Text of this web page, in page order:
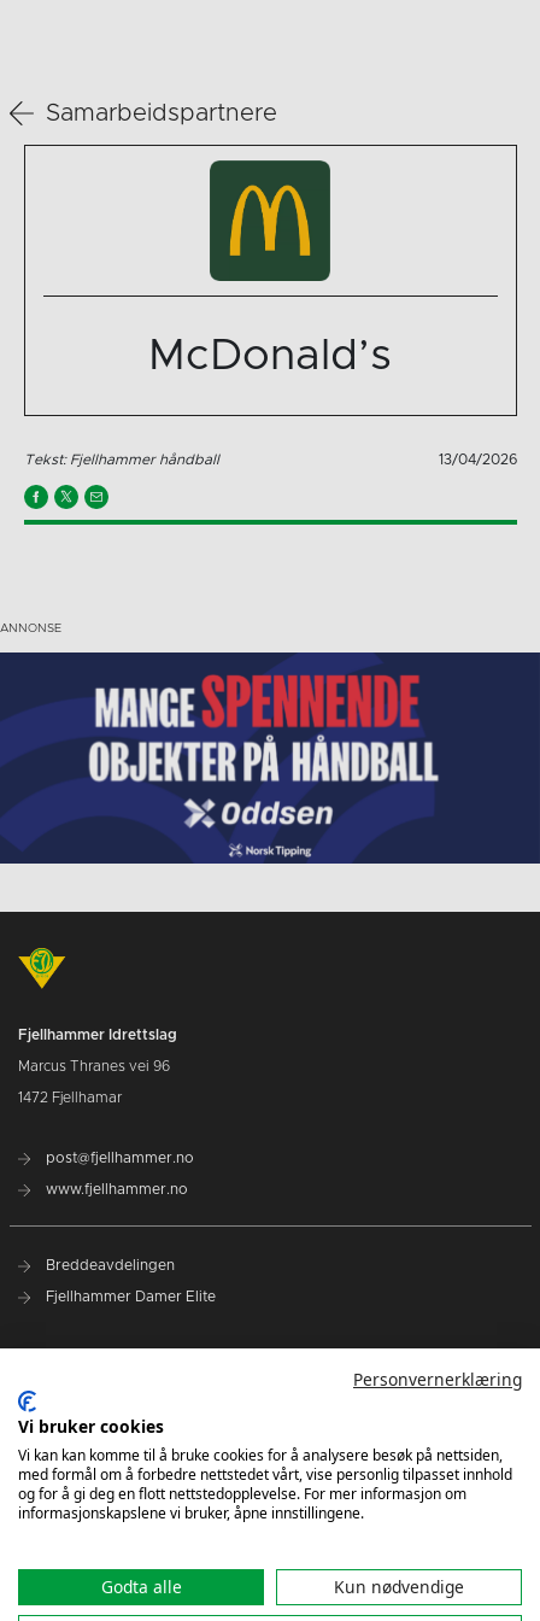
Samarbeidspartnere
McDonald’s
Tekst: Fjellhammer håndball 13/04/2026
Fjellhammer Idrettslag
Marcus Thranes vei 96
1472 Fjellhamar
post@fjellhammer.no
www.fjellhammer.no
Breddeavdelingen
Fjellhammer Damer Elite
NHF Region Øst
Kontakt oss
Personvernerklæring
Vi bruker cookies
Vi kan kan komme til å bruke cookies for å analysere besøk på nettsiden,
med formål om å forbedre nettstedet vårt, vise personlig tilpasset innhold
og for å gi deg en flott nettstedopplevelse. For mer informasjon om
informasjonskapslene vi bruker, åpne innstillingene.
Godta alle Kun nødvendige